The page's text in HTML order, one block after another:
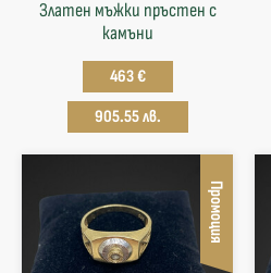
Златен мъжки пръстен с
камъни
463 €
905.55 лв.
Промоция